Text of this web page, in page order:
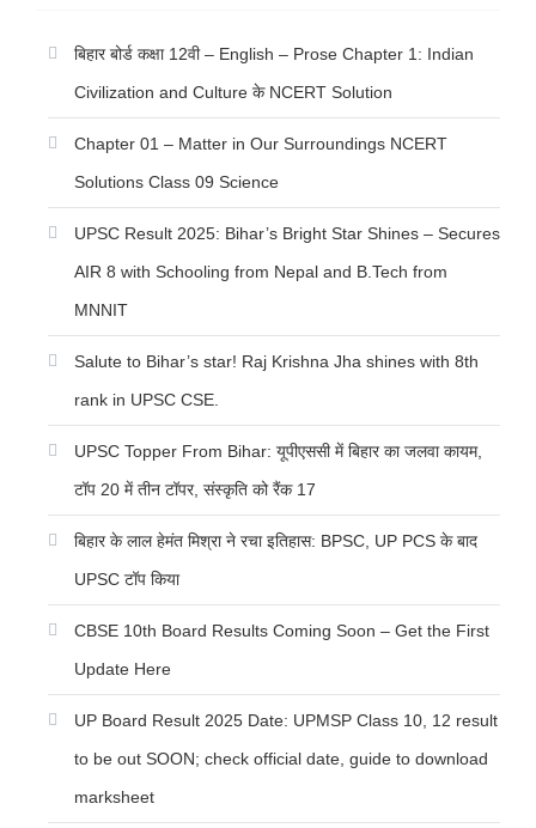
बिहार बोर्ड कक्षा 12वी – English – Prose Chapter 1: Indian
Civilization and Culture के NCERT Solution
Chapter 01 – Matter in Our Surroundings NCERT
Solutions Class 09 Science
UPSC Result 2025: Bihar’s Bright Star Shines – Secures
AIR 8 with Schooling from Nepal and B.Tech from
MNNIT
Salute to Bihar’s star! Raj Krishna Jha shines with 8th
rank in UPSC CSE.
UPSC Topper From Bihar: यूपीएससी में बिहार का जलवा कायम,
टॉप 20 में तीन टॉपर, संस्कृति को रैंक 17
बिहार के लाल हेमंत मिश्रा ने रचा इतिहास: BPSC, UP PCS के बाद
UPSC टॉप किया
CBSE 10th Board Results Coming Soon – Get the First
Update Here
UP Board Result 2025 Date: UPMSP Class 10, 12 result
to be out SOON; check official date, guide to download
marksheet